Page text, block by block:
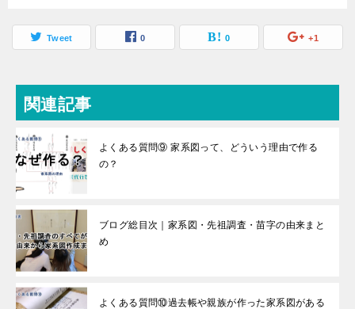
Tweet 0 0 +1
関連記事
よくある質問⑨ 家系図って、どういう理由で作る
の？
ブログ総目次｜家系図・先祖調査・苗字の由来まと
め
よくある質問⑩過去帳や親族が作った家系図がある